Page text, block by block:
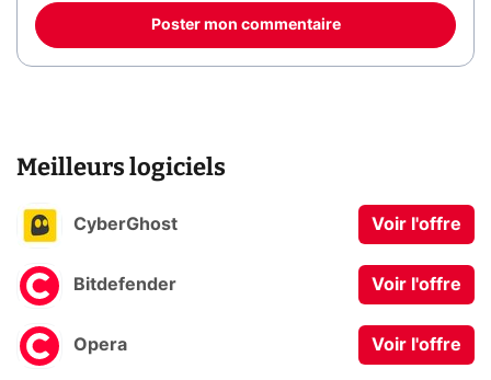
Poster mon commentaire
Meilleurs logiciels
CyberGhost Voir l'offre
Bitdefender Voir l'offre
Opera Voir l'offre